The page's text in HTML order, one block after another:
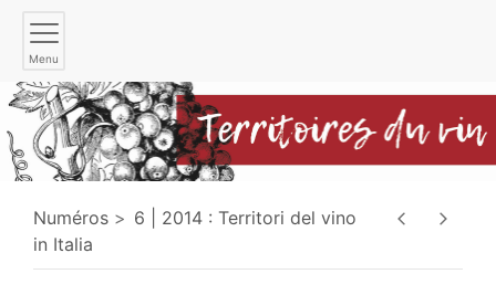
Menu
Numéros
6 | 2014 : Territori del vino
in Italia